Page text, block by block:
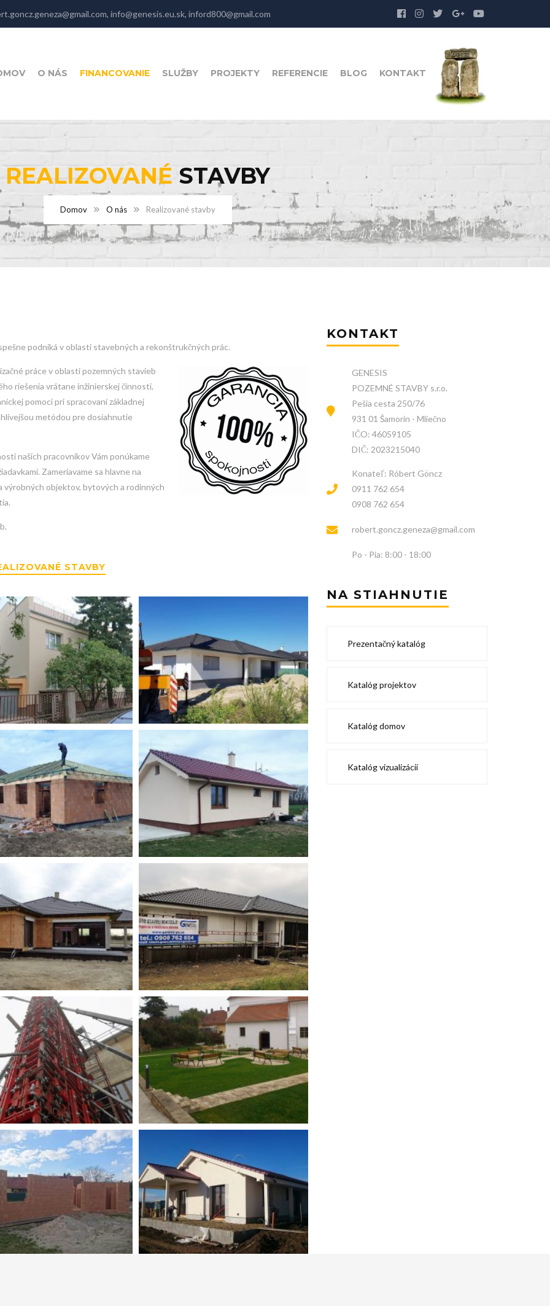
info@genesis.eu.sk, inford800@gmail.com
O NÁS FINANCOVANIE SLUŽBY PROJEKTY REFERENCIE BLOG KONTAKT
REALIZOVANÉ STAVBY
Domov O nás Realizované stavby
podniká v oblasti stavebných a rekonštrukčných prác.
práce v oblastipozemných stavieb
riešenia vrátane inžinierskej činnosti,
pomoci pri spracovaní základnej
metódou pre dosiahnutie
našich pracovníkov Vám ponúkame
Zameriavame sa hlavne na
objektov, bytových a rodinných
STAVBY
KONTAKT
GENESIS
POZEMNÉ STAVBY s.r.o.
Pešia cesta 250/76
931 01 Šamorín - Mliečno
IČO: 46059105
DIČ: 2023215040
Konateľ: Róbert Göncz
0911 762 654
0908 762 654
robert.goncz.geneza@gmail.com
Po - Pia: 8:00 - 18:00
NA STIAHNUTIE
Prezentačný katalóg
Katalóg projektov
Katalóg domov
Katalóg vizualizácií